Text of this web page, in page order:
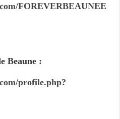
FOREVERBEAUNEE
Beaune :
profile.php?